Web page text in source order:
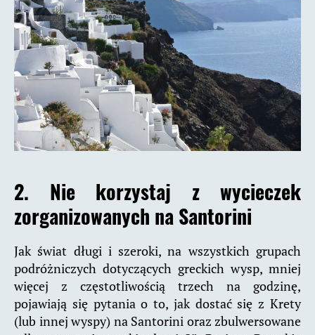
2. Nie korzystaj z wycieczek
zorganizowanych na Santorini
Jak świat długi i szeroki, na wszystkich grupach
podróżniczych dotyczących greckich wysp, mniej
więcej z częstotliwością trzech na godzinę,
pojawiają się pytania o to, jak dostać się z Krety
(lub innej wyspy) na Santorini oraz zbulwersowane